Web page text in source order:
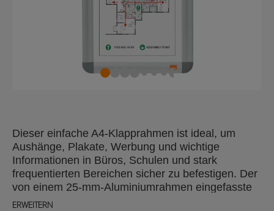
Dieser einfache A4-Klapprahmen ist ideal, um
Aushänge, Plakate, Werbung und wichtige
Informationen in Büros, Schulen und stark
frequentierten Bereichen sicher zu befestigen. Der
von einem 25-mm-Aluminiumrahmen eingefasste
Wechselrahmen lässt sich mit einem
ERWEITERN